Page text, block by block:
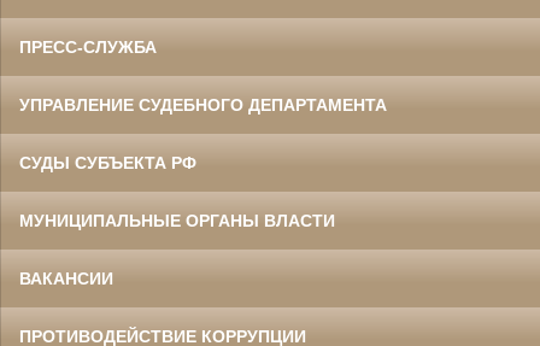
ПРЕСС-СЛУЖБА
УПРАВЛЕНИЕ СУДЕБНОГО ДЕПАРТАМЕНТА
СУДЫ СУБЪЕКТА РФ
МУНИЦИПАЛЬНЫЕ ОРГАНЫ ВЛАСТИ
ВАКАНСИИ
ПРОТИВОДЕЙСТВИЕ КОРРУПЦИИ